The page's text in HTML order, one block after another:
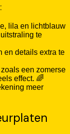
lila en lichtblauw
te
en details extra te
een zomerse
effect. 🌈
meer